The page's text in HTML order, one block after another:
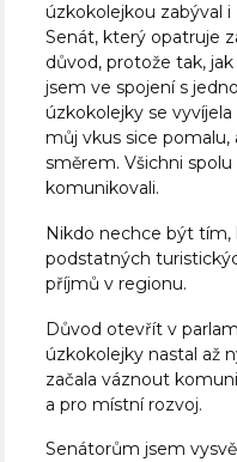
úzkokolejkou zabýval i
Senát, který opatruje
důvod, protože tak, jak
jsem ve spojení s
úzkokolejky se vyvíjela
můj vkus sice pomalu,
směrem. Všichni spolu
komunikovali.
Nikdo nechce být tím,
podstatných
příjmů v regionu.
Důvod otevřít v
úzkokolejky nastal až
začala váznout
a pro místní rozvoj.
Senátorům jsem